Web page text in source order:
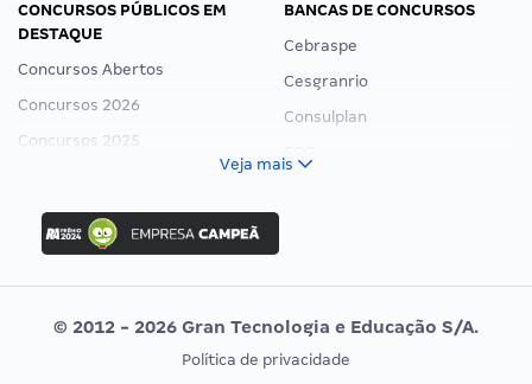
CONCURSOS PÚBLICOS EM
DESTAQUE
Concursos Abertos
Concursos 2026
Concursos 2025
Concurso Ibama
Concurso MPU
Editais publicados
BANCAS DE CONCURSOS
Cebraspe
Cesgranrio
Consulplan
Vunesp
CONCURSOS POR PROFISSÃO EXAME DE ORDEM
Veja mais
© 2012 - 2026 Gran Tecnologia e Educação S/A.
Política de privacidade